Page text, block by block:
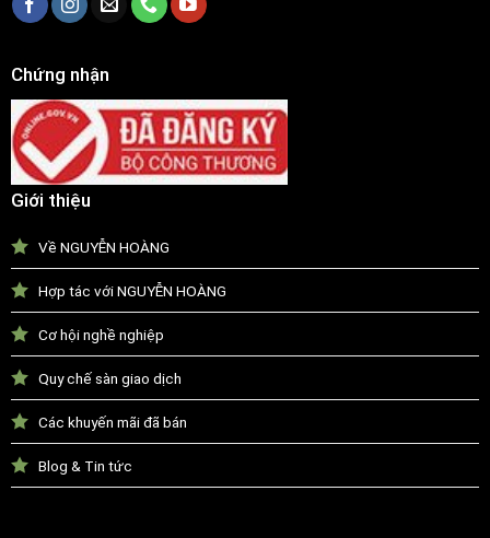
Chứng nhận
Giới thiệu
Về NGUYỄN HOÀNG
Hợp tác với NGUYỄN HOÀNG
Cơ hội nghề nghiệp
Quy chế sàn giao dịch
Các khuyến mãi đã bán
Blog & Tin tức